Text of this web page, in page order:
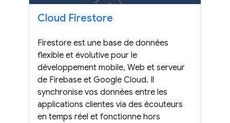
Cloud Firestore
Firestore est une base de données
flexible et évolutive pour le
développement mobile, Web et serveur
de Firebase et Google Cloud. Il
synchronise vos données entre les
applications clientes via des écouteurs
en temps réel et fonctionne hors